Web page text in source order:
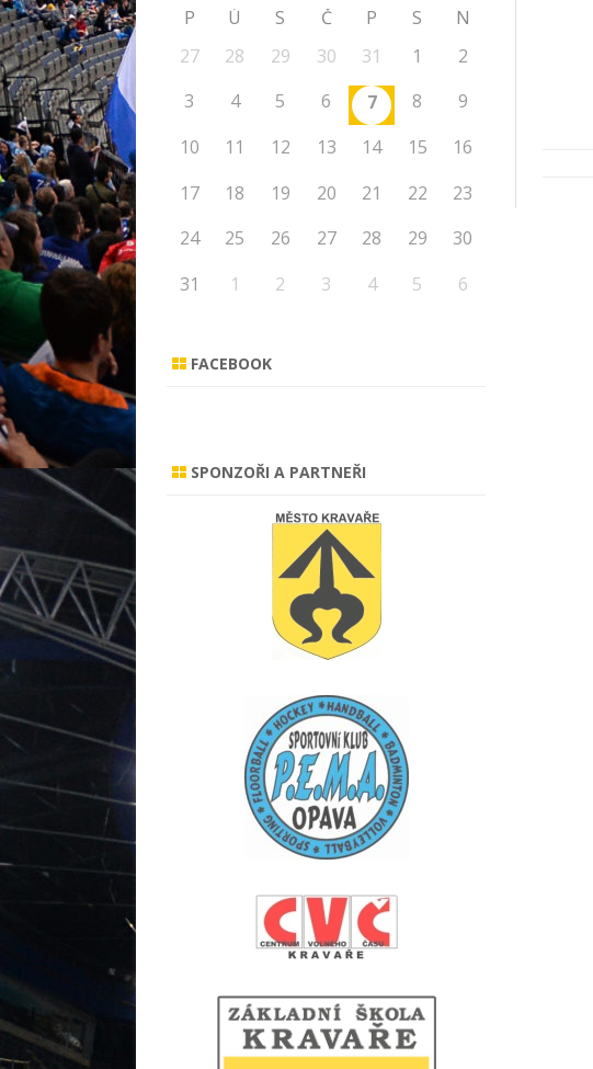
P Ú S Č P S
N
27
28 29 30 31 1
2
3
4 5 6 7 8
9
10
11 12 13 14 15
16
17
18 19 20 21 22
23
24
25 26 27 28 29
30
31
1 2 3 4 5 6
FACEBOOK
SPONZOŘI A PARTNEŘI